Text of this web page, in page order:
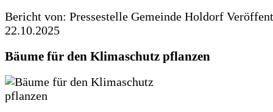
Bericht von: Pressestelle Gemeinde Holdorf
22.10.2025
Bäume für den Klimaschutz pflanzen